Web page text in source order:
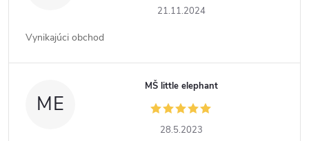
21.11.2024
Vynikajúci obchod
ME
MŠ little elephant
28.5.2023